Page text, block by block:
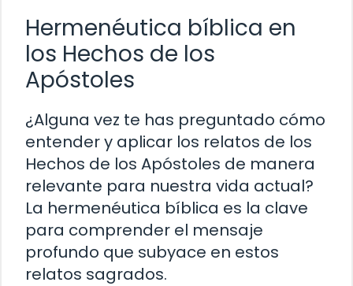
Hermenéutica bíblica en
los Hechos de los
Apóstoles
¿Alguna vez te has preguntado cómo
entender y aplicar los relatos de los
Hechos de los Apóstoles de manera
relevante para nuestra vida actual?
La hermenéutica bíblica es la clave
para comprender el mensaje
profundo que subyace en estos
relatos sagrados.